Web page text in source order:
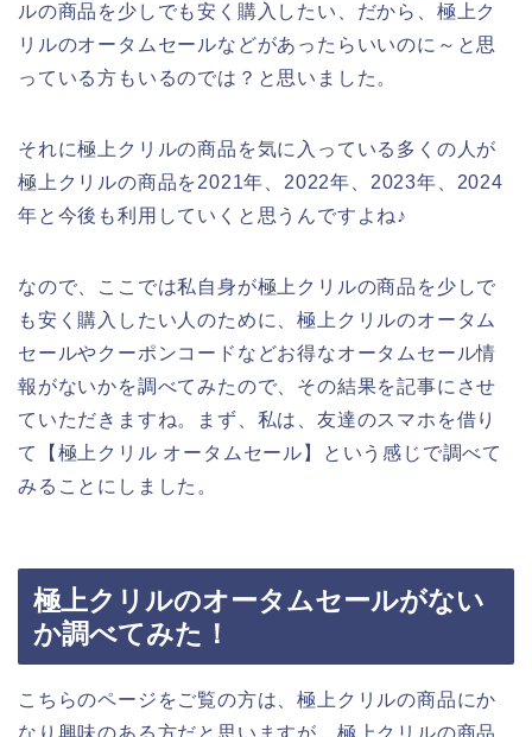
ルの商品を少しでも安く購入したい、だから、極上ク
リルのオータムセールなどがあったらいいのに～と思
っている方もいるのでは？と思いました。
それに極上クリルの商品を気に入っている多くの人が
極上クリルの商品を2021年、2022年、2023年、2024
年と今後も利用していくと思うんですよね♪
なので、ここでは私自身が極上クリルの商品を少しで
も安く購入したい人のために、極上クリルのオータム
セールやクーポンコードなどお得なオータムセール情
報がないかを調べてみたので、その結果を記事にさせ
ていただきますね。まず、私は、友達のスマホを借り
て【極上クリル オータムセール】という感じで調べて
みることにしました。
極上クリルのオータムセールがない
か調べてみた！
こちらのページをご覧の方は、極上クリルの商品にか
なり興味のある方だと思いますが、極上クリルの商品